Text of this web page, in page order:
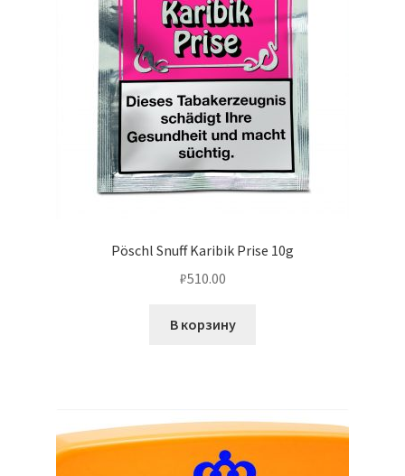
Pöschl Snuff Karibik Prise 10g
₽510.00
В корзину